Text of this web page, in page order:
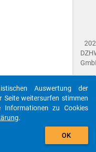
Auswertung der
Seite weitersurfen stimmen
Informationen zu Cookies
.
OK